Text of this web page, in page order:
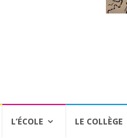
L’ÉCOLE LE COLLÈGE